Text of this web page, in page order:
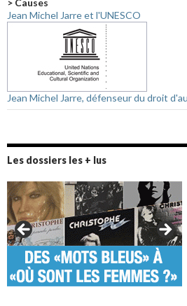
Jean Michel Jarre et l'UNESCO
Jean Michel Jarre, défenseur du droit
Les dossiers les + lus